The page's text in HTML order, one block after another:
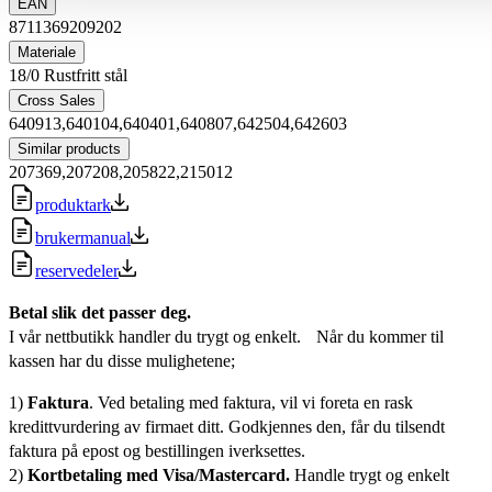
EAN
8711369209202
Materiale
18/0 Rustfritt stål
Cross Sales
640913,640104,640401,640807,642504,642603
Similar products
207369,207208,205822,215012
produktark
brukermanual
reservedeler
Betal slik det passer deg.
I vår nettbutikk handler du trygt og enkelt. Når du kommer til
kassen har du disse mulighetene;
1) Faktura. Ved betaling med faktura, vil vi foreta en rask
kredittvurdering av firmaet ditt. Godkjennes den, får du tilsendt
faktura på epost og bestillingen iverksettes.
2) Kortbetaling med Visa/Mastercard. Handle trygt og enkelt